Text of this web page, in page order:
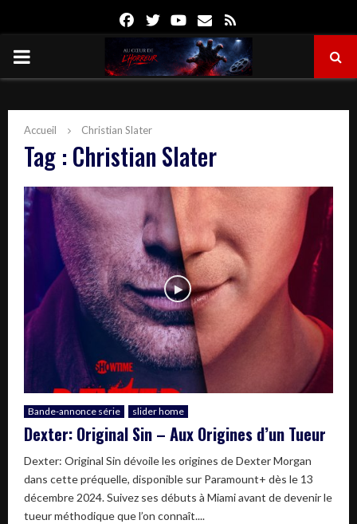
FacebookTwitterYoutube
Email
PRIMARY
Accueil Christian Slater
Tag : Christian Slater
Bande-annonce série slider home
Dexter: Original Sin – Aux Origines d’un Tueur
Dexter: Original Sin dévoile les origines de Dexter Morgan
dans cette préquelle, disponible sur Paramount+ dès le 13
décembre 2024. Suivez ses débuts à Miami avant de devenir le
tueur méthodique que l’on connaît....